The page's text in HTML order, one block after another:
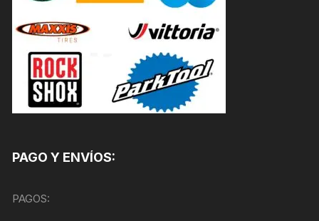
PAGO Y ENVÍOS:
PAGOS: